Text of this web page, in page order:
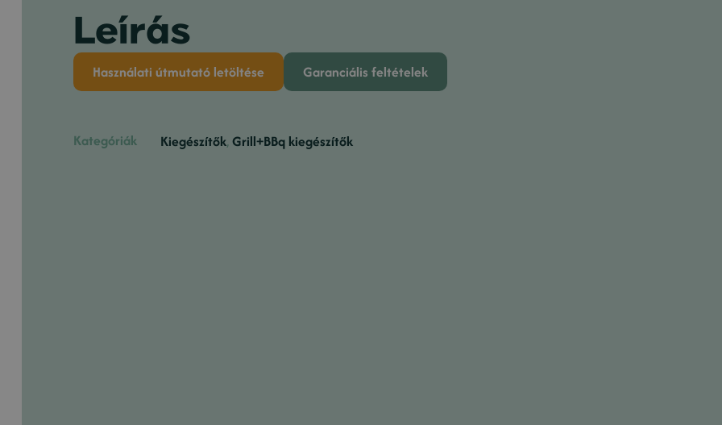
Leírás
Használati útmutató letöltése Garanciális feltételek
Kategóriák Kiegészítők,Grill+BBq kiegészítők